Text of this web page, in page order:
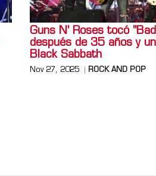
Guns N' Roses tocó
después de 35 años y
Black Sabbath
Nov 27, 2025 ROCK AND POP